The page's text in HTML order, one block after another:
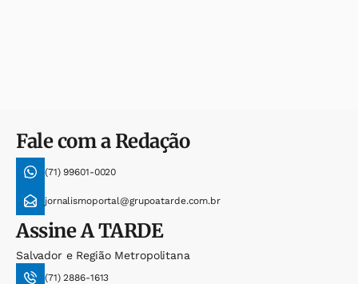
Fale com a Redação
(71) 99601-0020
jornalismoportal@grupoatarde.com.br
AssineA TARDE
Salvador e Região Metropolitana
(71) 2886-1613